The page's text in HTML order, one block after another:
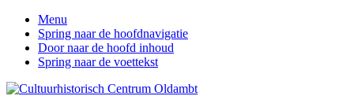
Menu
Spring naar de hoofdnavigatie
Door naar de hoofd inhoud
Spring naar de voettekst